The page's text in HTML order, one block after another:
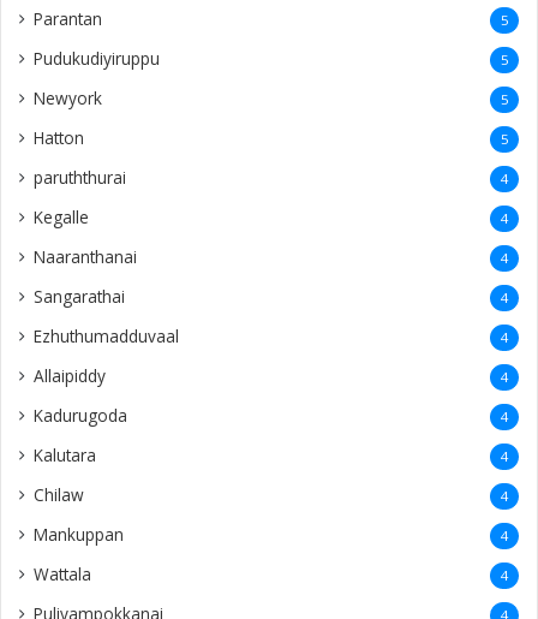
Parantan 5
Pudukudiyiruppu 5
Newyork 5
Hatton 5
paruththurai 4
Kegalle 4
Naaranthanai 4
Sangarathai 4
Ezhuthumadduvaal 4
Allaipiddy 4
Kadurugoda 4
Kalutara 4
Chilaw 4
Mankuppan 4
Wattala 4
Puliyampokkanai 4